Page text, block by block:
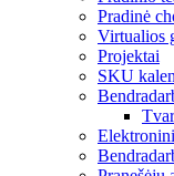
Pradinė
Virtualios
Projektai
SKU